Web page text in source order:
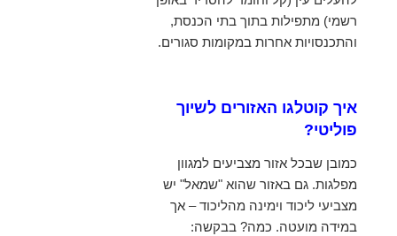
רשמי) מתפילות בתוך בתי הכנסת,
והתכנסויות אחרות במקומות סגורים.
איך קוטלגו האזורים לשיוך
פוליטי?
כמובן שבכל אזור מצביעים למגוון
מפלגות. גם באזור שהוא "שמאל" יש
מצביעי ליכוד וימינה מהליכוד – אך
במידה מועטה. כמה? בבקשה: